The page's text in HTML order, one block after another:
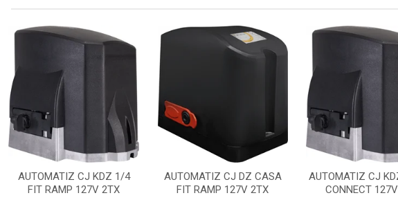
AUTOMATIZ CJ KDZ 1/4
FIT RAMP 127V 2TX
AUTOMATIZ CJ DZ CASA
FIT RAMP 127V 2TX
AUTOMATIZ CJ
CONNECT